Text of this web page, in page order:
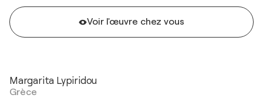
Voir l'œuvre chez vous
Margarita Lypiridou
Grèce